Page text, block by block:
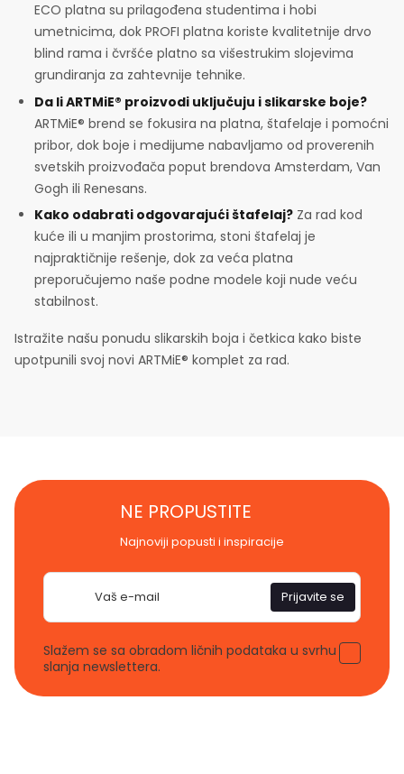
ECO platna su prilagođena studentima i hobi
umetnicima, dok PROFI platna koriste kvalitetnije drvo
blind rama i čvršće platno sa višestrukim slojevima
grundiranja za zahtevnije tehnike.
Da li ARTMiE® proizvodi uključuju i slikarske boje?
ARTMiE® brend se fokusira na platna, štafelaje i pomoćni
pribor, dok boje i medijume nabavljamo od proverenih
svetskih proizvođača poput brendova Amsterdam, Van
Gogh ili Renesans.
Kako odabrati odgovarajući štafelaj? Za rad kod
kuće ili u manjim prostorima, stoni štafelaj je
najpraktičnije rešenje, dok za veća platna
preporučujemo naše podne modele koji nude veću
stabilnost.
Istražite našu ponudu slikarskih boja i četkica kako biste
upotpunili svoj novi ARTMiE® komplet za rad.
NE PROPUSTITE
Najnoviji popusti i inspiracije
Prijavite se
Slažem se sa obradom ličnih podataka u svrhu
slanja newslettera.